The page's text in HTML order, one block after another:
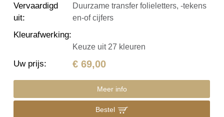
Vervaardigd
uit:
Duurzame transfer folieletters, -tekens
en-of cijfers
Kleurafwerking:
Keuze uit 27 kleuren
Uw prijs: € 69,00
Meer info
Bestel